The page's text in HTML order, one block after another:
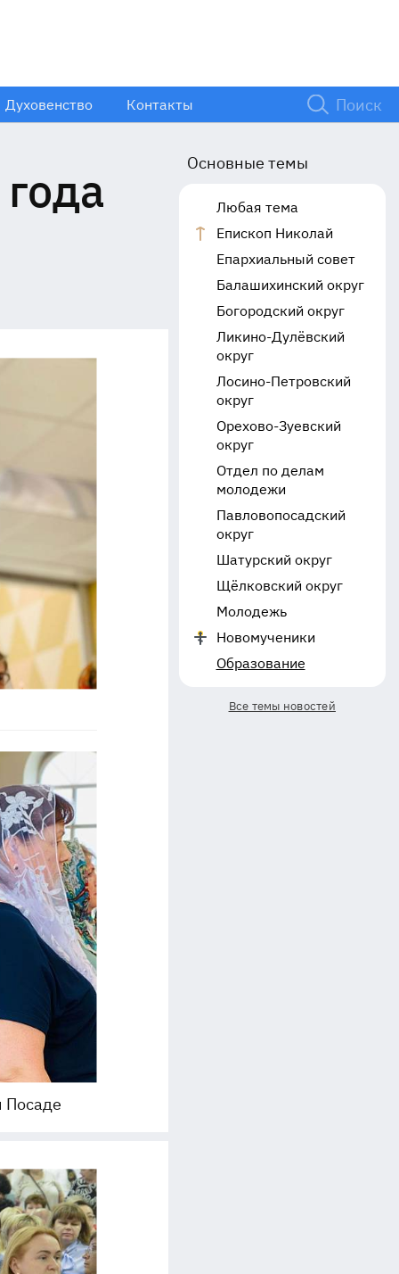
Духовенство Контакты
Посаде
Основные темы
Любая тема
Епископ Николай
Епархиальный совет
Балашихинский округ
Богородский округ
Ликино-Дулёвский
округ
Лосино-Петровский
округ
Орехово-Зуевский
округ
Отдел по делам
молодежи
Павловопосадский
округ
Шатурский округ
Щёлковский округ
Молодежь
Новомученики
Образование
Все темы новостей